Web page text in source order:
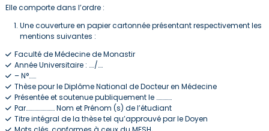
Elle comporte dans l’ordre :
Une couverture en papier cartonnée présentant respectivement les
mentions suivantes :
Faculté de Médecine de Monastir
Année Universitaire : …./….
– N°……
Thèse pour le Diplôme National de Docteur en Médecine
Présentée et soutenue publiquement le ………….
Par…………………… Nom et Prénom (s) de l’étudiant
Titre intégral de la thèse tel qu’approuvé par le Doyen